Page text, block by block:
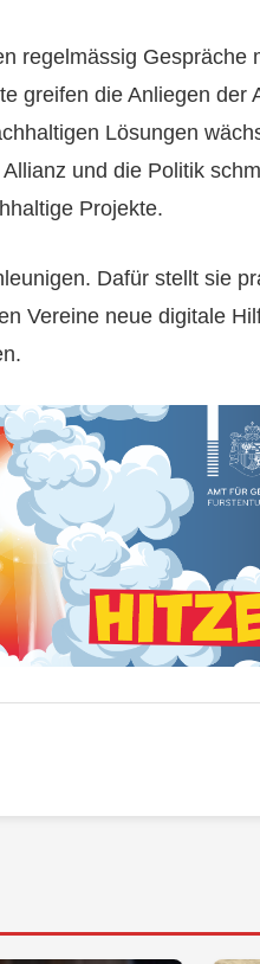
regelmässig Gespräche
greifen die Anliegen der
Lösungen
und die Politik
Projekte.
Dafür stellt sie
Vereine neue digitale